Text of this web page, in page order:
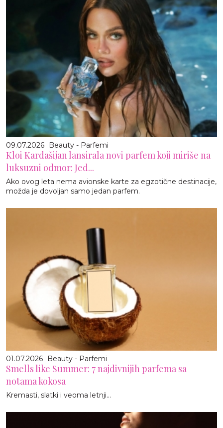
09.07.2026 Beauty - Parfemi
Kloi Kardašijan lansirala novi parfem koji miriše na
luksuzni odmor: Jed...
Ako ovog leta nema avionske karte za egzotične destinacije,
možda je dovoljan samo jedan parfem.
01.07.2026 Beauty - Parfemi
Smells like Summer: 7 najdivnijih parfema sa
notama kokosa
Kremasti, slatki i veoma letnji...